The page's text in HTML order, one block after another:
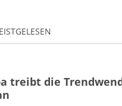
treibt die